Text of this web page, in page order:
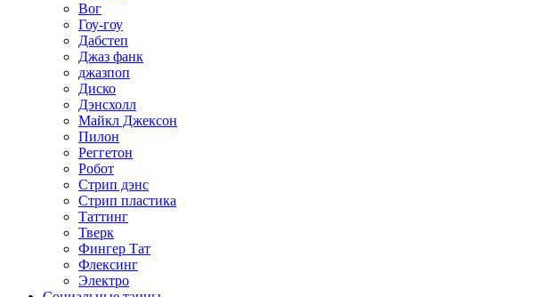
Вог
Гоу-гоу
Дабстеп
Джаз фанк
джазпоп
Диско
Дэнсхолл
Майкл Джексон
Пилон
Реггетон
Робот
Стрип дэнс
Стрип пластика
Таттинг
Тверк
Фингер Тат
Флексинг
Электро